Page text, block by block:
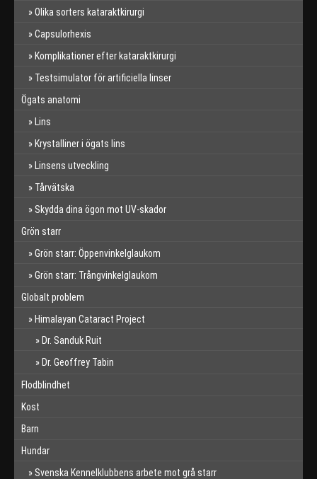
Olika sorters kataraktkirurgi
Capsulorhexis
Komplikationer efter kataraktkirurgi
Testsimulator för artificiella linser
Ögats anatomi
Lins
Krystalliner i ögats lins
Linsens utveckling
Tårvätska
Skydda dina ögon mot UV-skador
Grön starr
Grön starr: Öppenvinkelglaukom
Grön starr: Trångvinkelglaukom
Globalt problem
Himalayan Cataract Project
Dr. Sanduk Ruit
Dr. Geoffrey Tabin
Flodblindhet
Kost
Barn
Hundar
Svenska Kennelklubbens arbete mot grå starr